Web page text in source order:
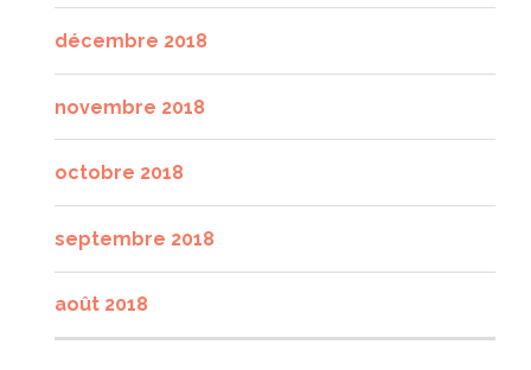
décembre 2018
novembre 2018
octobre 2018
septembre 2018
août 2018